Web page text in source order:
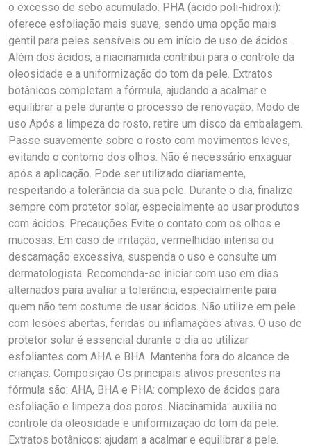
o excesso de sebo acumulado. PHA (ácido poli-hidroxi):
oferece esfoliação mais suave, sendo uma opção mais
gentil para peles sensíveis ou em início de uso de ácidos.
Além dos ácidos, a niacinamida contribui para o controle da
oleosidade e a uniformização do tom da pele. Extratos
botânicos completam a fórmula, ajudando a acalmar e
equilibrar a pele durante o processo de renovação. Modo de
uso Após a limpeza do rosto, retire um disco da embalagem.
Passe suavemente sobre o rosto com movimentos leves,
evitando o contorno dos olhos. Não é necessário enxaguar
após a aplicação. Pode ser utilizado diariamente,
respeitando a tolerância da sua pele. Durante o dia, finalize
sempre com protetor solar, especialmente ao usar produtos
com ácidos. Precauções Evite o contato com os olhos e
mucosas. Em caso de irritação, vermelhidão intensa ou
descamação excessiva, suspenda o uso e consulte um
dermatologista. Recomenda-se iniciar com uso em dias
alternados para avaliar a tolerância, especialmente para
quem não tem costume de usar ácidos. Não utilize em pele
com lesões abertas, feridas ou inflamações ativas. O uso de
protetor solar é essencial durante o dia ao utilizar
esfoliantes com AHA e BHA. Mantenha fora do alcance de
crianças. Composição Os principais ativos presentes na
fórmula são: AHA, BHA e PHA: complexo de ácidos para
esfoliação e limpeza dos poros. Niacinamida: auxilia no
controle da oleosidade e uniformização do tom da pele.
Extratos botânicos: ajudam a acalmar e equilibrar a pele.